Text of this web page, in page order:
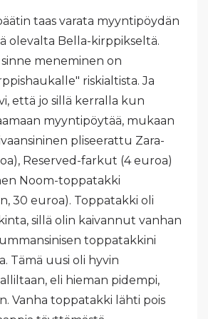
taas varata myyntipöydän
olevalta Bella-kirppikseltä.
meneminen on
riskialtista. Ja
että jo sillä kerralla kun
myyntipöytää, mukaan
pliseerattu Zara-
Reserved-farkut (4 euroa)
Noom-toppatakki
30 euroa). Toppatakki oli
sillä olin kaivannut vanhan
toppatakkini
Tämä uusi oli hyvin
eli hieman pidempi,
Vanha toppatakki lähti pois